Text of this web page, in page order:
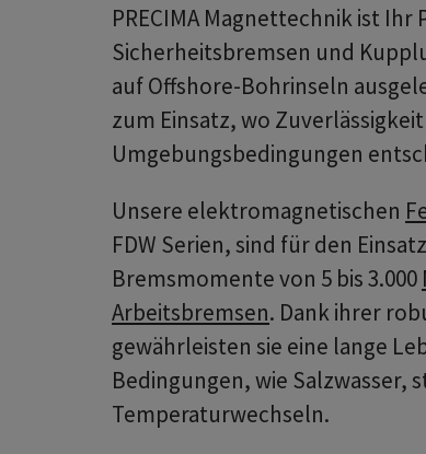
PRECIMA Magnettechnik ist
Sicherheitsbremsen und
auf Offshore-Bohrinseln
zum Einsatz, wo
Umgebungsbedingungen
Unsere elektromagnetischen
FDW Serien, sind für den
Bremsmomente von 5 bis 3.000
Arbeitsbremsen. Dank ihrer
gewährleisten sie eine lange
Bedingungen, wie Salzwasser,
Temperaturwechseln.